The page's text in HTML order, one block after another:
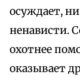
осуждает,
ненависти.
охотнее
оказывает